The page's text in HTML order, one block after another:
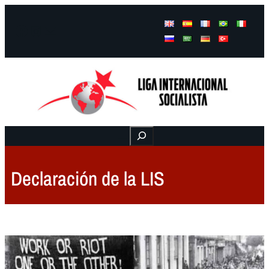
Buscar
Declaración de la LIS